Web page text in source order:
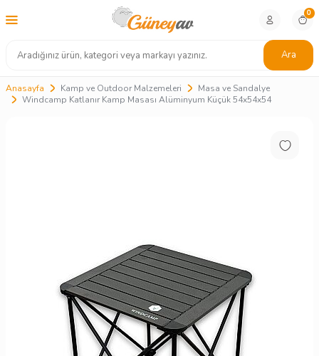
Ara
0
Anasayfa Kamp ve Outdoor Malzemeleri
Masa ve Sandalye
Windcamp Katlanır Kamp Masası Alüminyum Küçük 54x54x54